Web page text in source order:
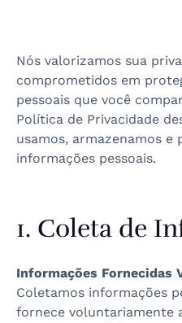
Nós valorizamos sua
comprometidos em
pessoais que você
Política de Privacidade
usamos, armazenamos e
informações pessoais.
1. Coleta de
Informações Fornecidas
Coletamos informações
fornece voluntariamente